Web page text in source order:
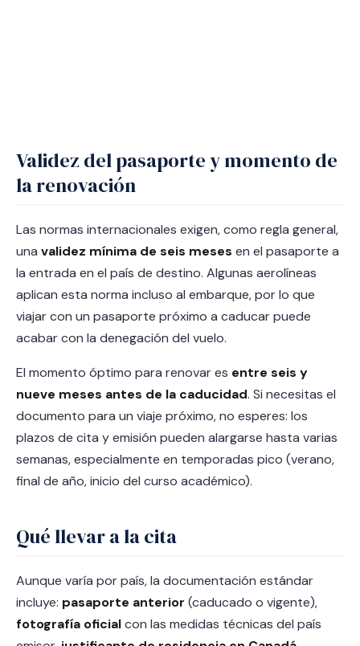
Validez del pasaporte y momento de
la renovación
Las normas internacionales exigen, como regla general,
una validez mínima de seis meses en el pasaporte a
la entrada en el país de destino. Algunas aerolíneas
aplican esta norma incluso al embarque, por lo que
viajar con un pasaporte próximo a caducar puede
acabar con la denegación del vuelo.
El momento óptimo para renovar es entre seis y
nueve meses antes de la caducidad. Si necesitas el
documento para un viaje próximo, no esperes: los
plazos de cita y emisión pueden alargarse hasta varias
semanas, especialmente en temporadas pico (verano,
final de año, inicio del curso académico).
Qué llevar a la cita
Aunque varía por país, la documentación estándar
incluye: pasaporte anterior (caducado o vigente),
fotografía oficialcon las medidas técnicas del país